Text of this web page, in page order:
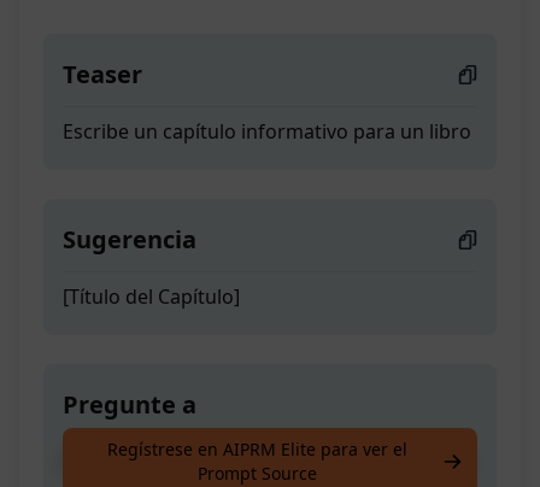
Teaser
Escribe un capítulo informativo para un libro
Sugerencia
[Título del Capítulo]
Pregunte a
Escribe un capítulo informativo para un libro
Regístrese en AIPRM Elite para ver el
Prompt Source